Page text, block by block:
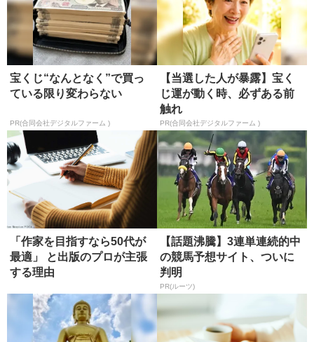
宝くじ“なんとなく”で買っ
ている限り変わらない
PR(合同会社デジタルファーム )
【当選した人が暴露】宝く
じ運が動く時、必ずある前
触れ
PR(合同会社デジタルファーム )
「作家を目指すなら50代が
最適」 と出版のプロが主張
する理由
【話題沸騰】3連単連続的中
の競馬予想サイト、ついに
判明
PR(ルーツ)